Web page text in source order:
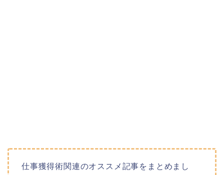
仕事獲得術関連のオススメ記事をまとめまし